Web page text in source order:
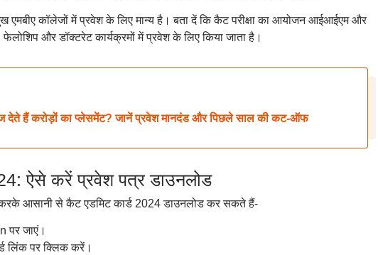
कॉलेजों में प्रवेश के लिए मान्य है। बता दें कि कैट परीक्षा का आयोजन आईआईएम और
फेलोशिप और डॉक्टरेट कार्यक्रमों में प्रवेश के लिए किया जाता है।
देते हैं करोड़ों का प्लेसमेंट? जानें प्रवेश मानदंड और पिछले साल की कट-ऑफ
ऐसे करें प्रवेश पत्र डाउनलोड
करके आसानी से कैट एडमिट कार्ड 2024 डाउनलोड कर सकते हैं-
पर जाएं।
लिंक पर क्लिक करें।